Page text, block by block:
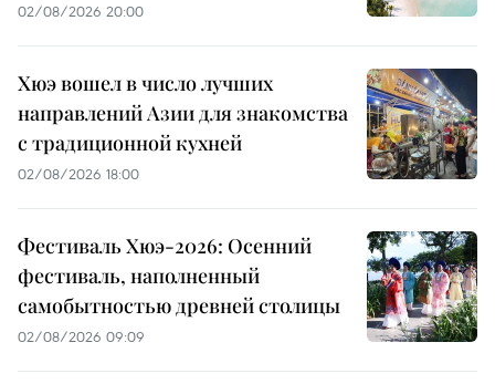
02/08/2026 20:00
Хюэ вошел в число лучших
направлений Азии для знакомства
с традиционной кухней
02/08/2026 18:00
Фестиваль Хюэ-2026: Осенний
фестиваль, наполненный
самобытностью древней столицы
02/08/2026 09:09